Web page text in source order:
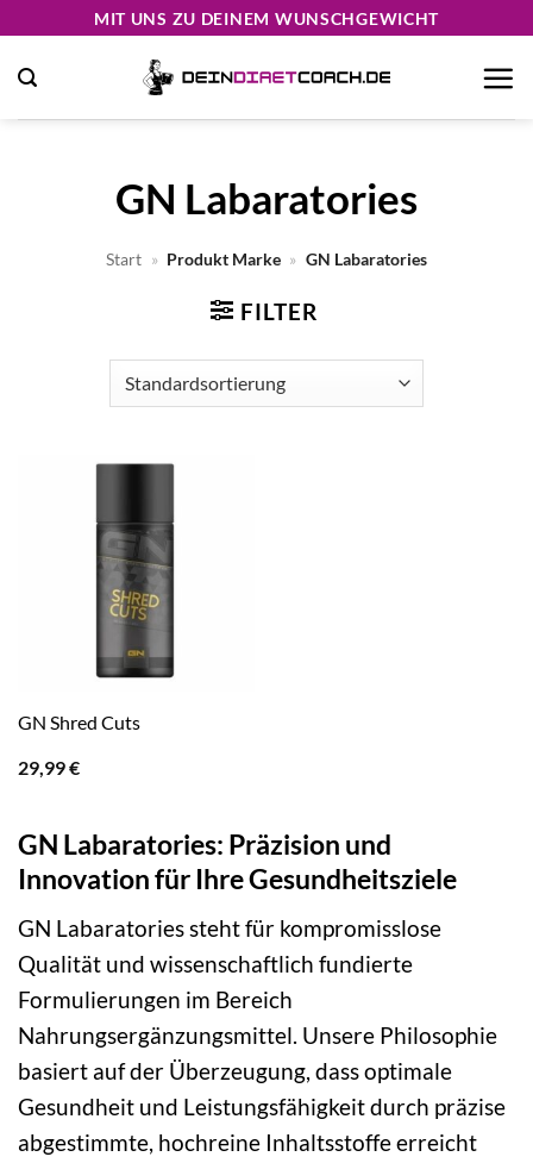
springen
MIT UNS ZU DEINEM WUNSCHGEWICHT
GN Labaratories
Start » Produkt Marke » GN Labaratories
FILTER
GN Shred Cuts
29,99€
GN Labaratories: Präzision und
Innovation für Ihre Gesundheitsziele
GN Labaratories steht für kompromisslose
Qualität und wissenschaftlich fundierte
Formulierungen im Bereich
Nahrungsergänzungsmittel. Unsere Philosophie
basiert auf der Überzeugung, dass optimale
Gesundheit und Leistungsfähigkeit durch präzise
abgestimmte, hochreine Inhaltsstoffe erreicht